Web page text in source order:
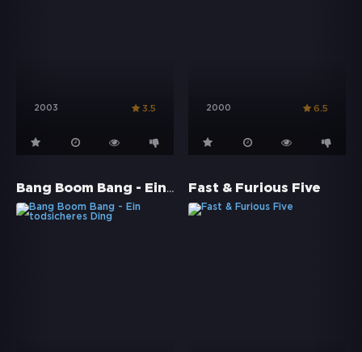
2003 3.5 2000 6.5
Bang Boom Bang - Ein todsicheres Ding Fast & Furious Five